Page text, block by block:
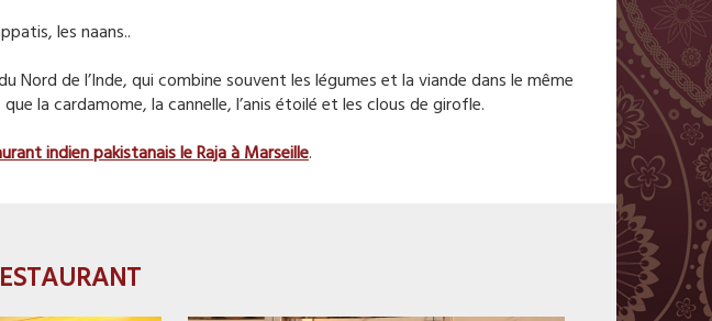
les naans..
de l’Inde, qui combine souvent les légumes et la viande dans le même
la cardamome, la cannelle, l’anis étoilé et les clous de girofle.
indienpakistanaisle Raja àMarseille.